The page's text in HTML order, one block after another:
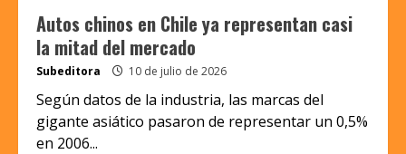
Autos chinos en Chile ya representan casi
la mitad del mercado
Subeditora 10 de julio de 2026
Según datos de la industria, las marcas del
gigante asiático pasaron de representar un 0,5%
en 2006...